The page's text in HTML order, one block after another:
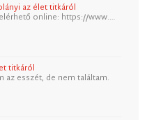
az élet titkáról
online: https://www.…
titkáról
az esszét, de nem találtam.